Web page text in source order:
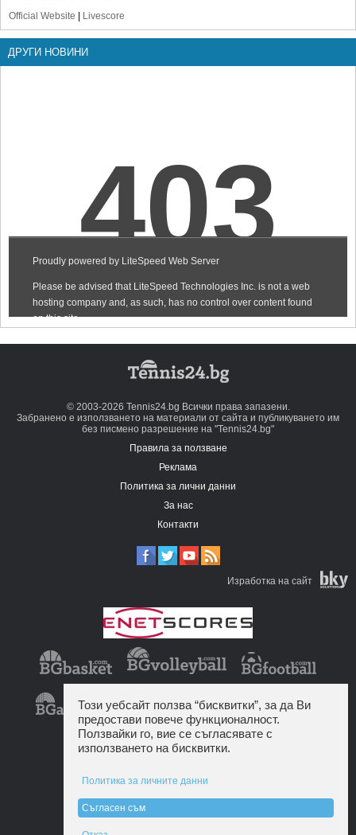
Official Website
Livescore
ДРУГИ НОВИНИ
© 2003-2026 Tennis24.bg Всички права запазени.
Забранено е използването на материали от сайта и публикуването им
без писмено разрешение на "Tennis24.bg"
Правила за ползване
Реклама
Политика за лични данни
За нас
Контакти
Изработка на сайт
Този уебсайт ползва “бисквитки”, за да Ви
предостави повече функционалност.
Ползвайки го, вие се съгласявате с
използването на бисквитки.
Политика за личните данни
Съгласен съм